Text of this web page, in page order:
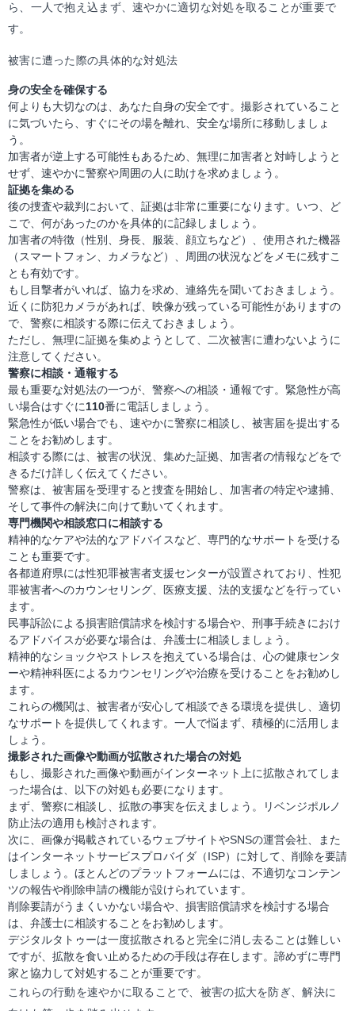
ら、一人で抱え込まず、速やかに適切な対処を取ることが重要で
す。
被害に遭った際の具体的な対処法
身の安全を確保する
何よりも大切なのは、あなた自身の安全です。撮影されていること
に気づいたら、すぐにその場を離れ、安全な場所に移動しましょ
う。
加害者が逆上する可能性もあるため、無理に加害者と対峙しようと
せず、速やかに警察や周囲の人に助けを求めましょう。
証拠を集める
後の捜査や裁判において、証拠は非常に重要になります。いつ、ど
こで、何があったのかを具体的に記録しましょう。
加害者の特徴（性別、身長、服装、顔立ちなど）、使用された機器
（スマートフォン、カメラなど）、周囲の状況などをメモに残すこ
とも有効です。
もし目撃者がいれば、協力を求め、連絡先を聞いておきましょう。
近くに防犯カメラがあれば、映像が残っている可能性がありますの
で、警察に相談する際に伝えておきましょう。
ただし、無理に証拠を集めようとして、二次被害に遭わないように
注意してください。
警察に相談・通報する
最も重要な対処法の一つが、警察への相談・通報です。緊急性が高
い場合はすぐに110番に電話しましょう。
緊急性が低い場合でも、速やかに警察に相談し、被害届を提出する
ことをお勧めします。
相談する際には、被害の状況、集めた証拠、加害者の情報などをで
きるだけ詳しく伝えてください。
警察は、被害届を受理すると捜査を開始し、加害者の特定や逮捕、
そして事件の解決に向けて動いてくれます。
専門機関や相談窓口に相談する
精神的なケアや法的なアドバイスなど、専門的なサポートを受ける
ことも重要です。
各都道府県には性犯罪被害者支援センターが設置されており、性犯
罪被害者へのカウンセリング、医療支援、法的支援などを行ってい
ます。
民事訴訟による損害賠償請求を検討する場合や、刑事手続きにおけ
るアドバイスが必要な場合は、弁護士に相談しましょう。
精神的なショックやストレスを抱えている場合は、心の健康センタ
ーや精神科医によるカウンセリングや治療を受けることをお勧めし
ます。
これらの機関は、被害者が安心して相談できる環境を提供し、適切
なサポートを提供してくれます。一人で悩まず、積極的に活用しま
しょう。
撮影された画像や動画が拡散された場合の対処
もし、撮影された画像や動画がインターネット上に拡散されてしま
った場合は、以下の対処も必要になります。
まず、警察に相談し、拡散の事実を伝えましょう。リベンジポルノ
防止法の適用も検討されます。
次に、画像が掲載されているウェブサイトやSNSの運営会社、また
はインターネットサービスプロバイダ（ISP）に対して、削除を要請
しましょう。ほとんどのプラットフォームには、不適切なコンテン
ツの報告や削除申請の機能が設けられています。
削除要請がうまくいかない場合や、損害賠償請求を検討する場合
は、弁護士に相談することをお勧めします。
デジタルタトゥーは一度拡散されると完全に消し去ることは難しい
ですが、拡散を食い止めるための手段は存在します。諦めずに専門
家と協力して対処することが重要です。
これらの行動を速やかに取ることで、被害の拡大を防ぎ、解決に